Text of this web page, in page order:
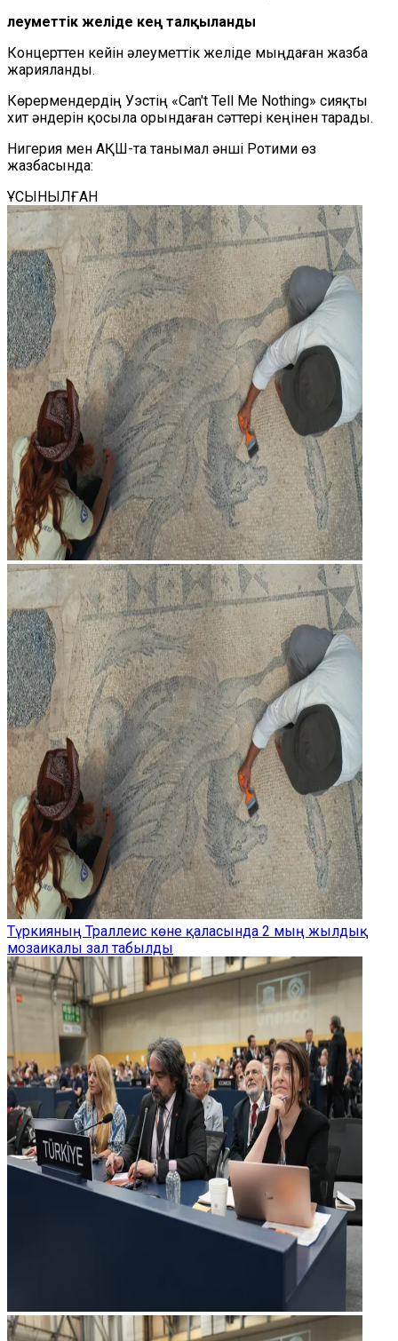
Әлеуметтік желіде кең талқыланды
Концерттен кейін әлеуметтік желіде мыңдаған жазба
жарияланды.
Көрермендердің Уэстің «Can't Tell Me Nothing» сияқты
хит әндерін қосыла орындаған сәттері кеңінен тарады.
Нигерия мен АҚШ-та танымал әнші Ротими өз
жазбасында:
ҰСЫНЫЛҒАН
Түркияның Траллеис көне қаласында 2 мың жылдық
мозаикалы зал табылды